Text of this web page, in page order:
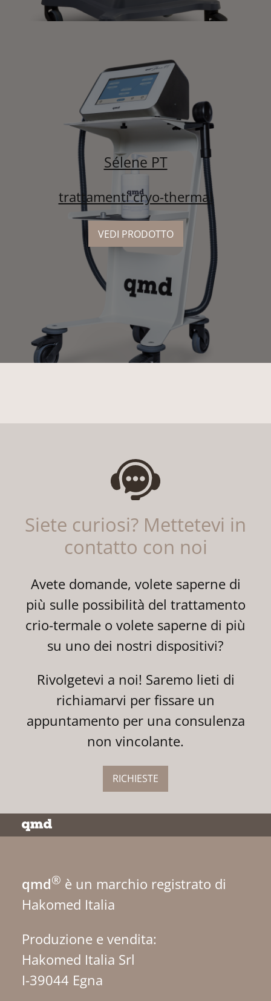
Sélene PT
trattamenti cryo-thermal
VEDI PRODOTTO
Siete curiosi? Mettetevi in
contatto con noi
Avete domande, volete saperne di
più sulle possibilità del trattamento
crio-termale o volete saperne di più
su uno dei nostri dispositivi?
Rivolgetevi a noi! Saremo lieti di
richiamarvi per fissare un
appuntamento per una consulenza
non vincolante.
RICHIESTE
qmd® è un marchio registrato di
Hakomed Italia
Produzione e vendita:
Hakomed Italia Srl
I-39044 Egna